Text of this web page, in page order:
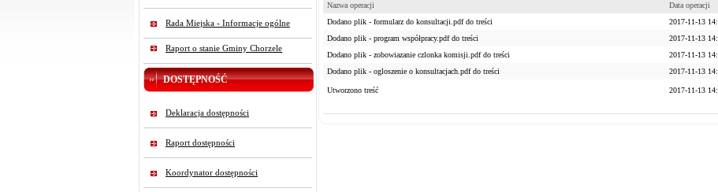
Rada Miejska - Informacje ogólne
Raport o stanie Gminy Chorzele
DOSTĘPNOŚĆ
Deklaracja dostępności
Raport dostępności
Koordynator dostępności
Nazwa operacji Data operacji
Dodano plik - formularz do konsultacji.pdf do treści
2017-11-13
Dodano plik - program współpracy.pdf do treści
2017-11-13
Dodano plik - zobowiazanie czlonka komisji.pdf do treści
2017-11-13
Dodano plik - ogloszenie o konsultacjach.pdf do treści
2017-11-13
Utworzono treść 2017-11-13